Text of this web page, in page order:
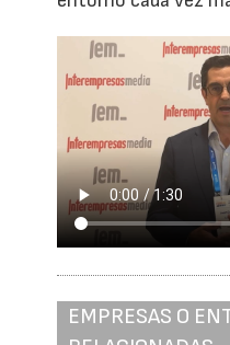
EMPRESAS O